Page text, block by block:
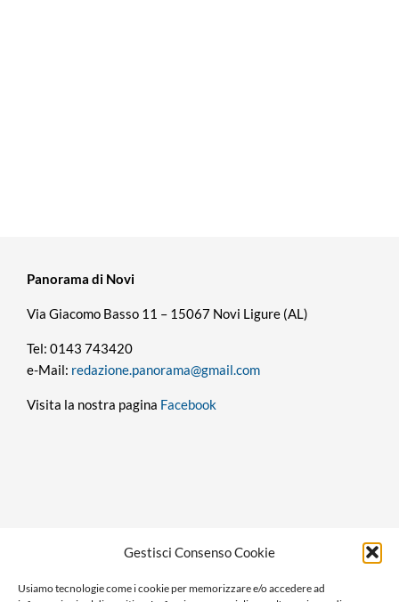
Gestisci Consenso Cookie
Usiamo tecnologie come i cookie per memorizzare e/o accedere ad
Panorama di Novi
Via Giacomo Basso 11 – 15067 Novi Ligure (AL)
Tel: 0143 743420
e-Mail: redazione.panorama@gmail.com
Visita la nostra pagina Facebook
Ragione sociale: Panorama S.r.l.